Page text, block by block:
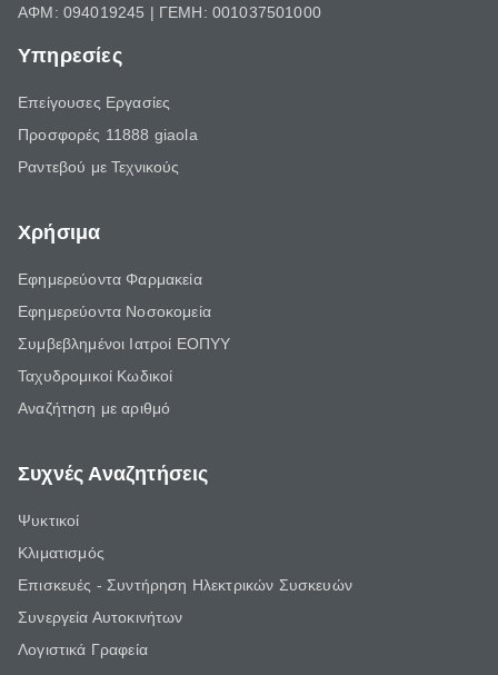
ΑΦΜ: 094019245 | ΓΕΜΗ: 001037501000
Υπηρεσίες
Επείγουσες Εργασίες
Προσφορές 11888 giaola
Ραντεβού με Τεχνικούς
Χρήσιμα
Εφημερεύοντα Φαρμακεία
Εφημερεύοντα Νοσοκομεία
Συμβεβλημένοι Ιατροί ΕΟΠΥΥ
Ταχυδρομικοί Κωδικοί
Αναζήτηση με αριθμό
Συχνές Αναζητήσεις
Ψυκτικοί
Κλιματισμός
Επισκευές - Συντήρηση Ηλεκτρικών Συσκευών
Συνεργεία Αυτοκινήτων
Λογιστικά Γραφεία